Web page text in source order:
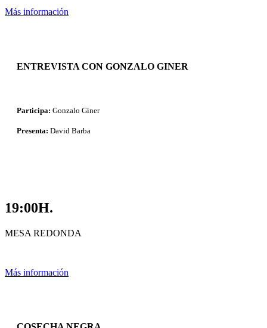
Más información
ENTREVISTA CON GONZALO GINER
Participa: Gonzalo Giner
Presenta: David Barba
19:00H.
MESA REDONDA
Más información